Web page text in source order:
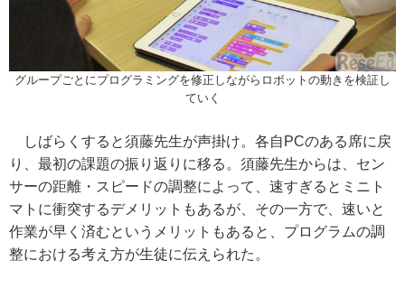
グループごとにプログラミングを修正しながらロボットの動きを検証し
ていく
しばらくすると須藤先生が声掛け。各自PCのある席に戻
り、最初の課題の振り返りに移る。須藤先生からは、セン
サーの距離・スピードの調整によって、速すぎるとミニト
マトに衝突するデメリットもあるが、その一方で、速いと
作業が早く済むというメリットもあると、プログラムの調
整における考え方が生徒に伝えられた。